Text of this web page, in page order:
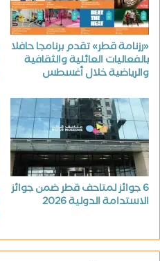
«رزنامة قطر» تقدم برنامجا حافلا
بالفعاليات العائلية والثقافية
والرياضية خلال أغسطس
6 جوائز لمتاحف قطر ضمن جوائز
الاستدامة الدولية 2026